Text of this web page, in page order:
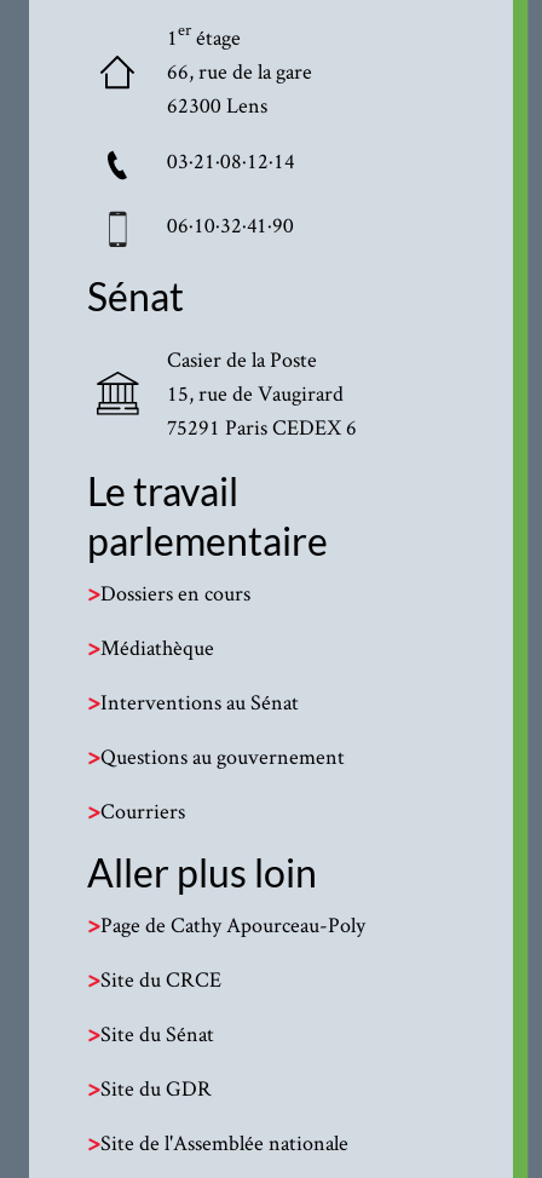
1erétage
66, rue de la gare
62300 Lens
03·21·08·12·14
06·10·32·41·90
Sénat
Casier de la Poste
15, rue de Vaugirard
75291 Paris CEDEX 6
Le travail
parlementaire
>Dossiers en cours
>Médiathèque
>Interventions au Sénat
>Questions au gouvernement
>Courriers
Aller plus loin
>Page de Cathy Apourceau-Poly
>Site du CRCE
>Site du Sénat
>Site du GDR
>Site de l'Assemblée nationale